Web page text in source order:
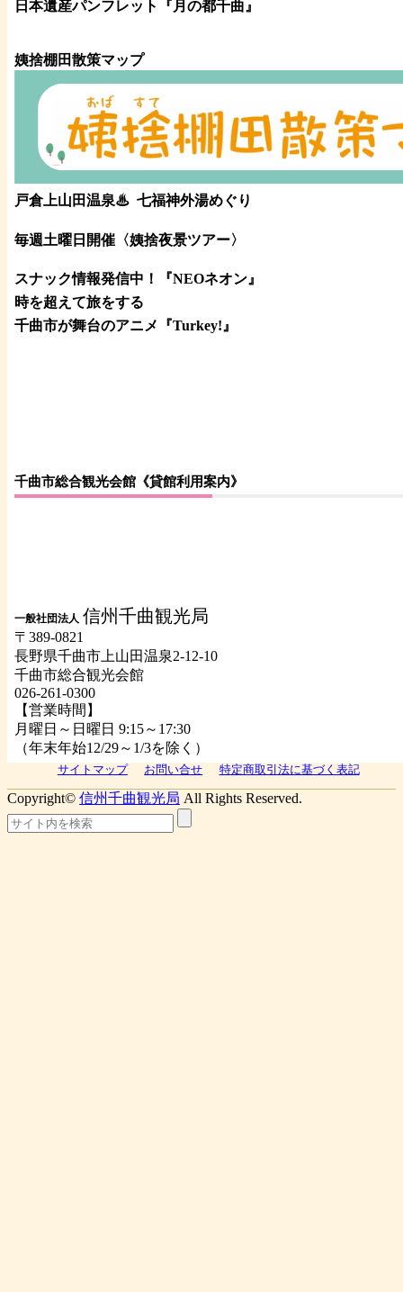
日本遺産パンフレット 『月の都千曲 』
姨捨棚田散策マップ
戸倉上山田温泉♨ 七福神外湯めぐり
毎週土曜日開催〈姨捨夜景ツアー〉
スナック情報発信中！『NEOネオン』
時を超えて旅をする
千曲市が舞台のアニメ『Turkey!』
千曲市総合観光会館《貸館利用案内》
一般社団法人 信州千曲観光局
〒389-0821
長野県千曲市上山田温泉2-12-10
千曲市総合観光会館
026-261-0300
【営業時間】
月曜日～日曜日 9:15～17:30
（年末年始12/29～1/3を除く）
サイトマップ お問い合せ 特定商取引法に基づく表記
Copyright© 信州千曲観光局 All Rights Reserved.